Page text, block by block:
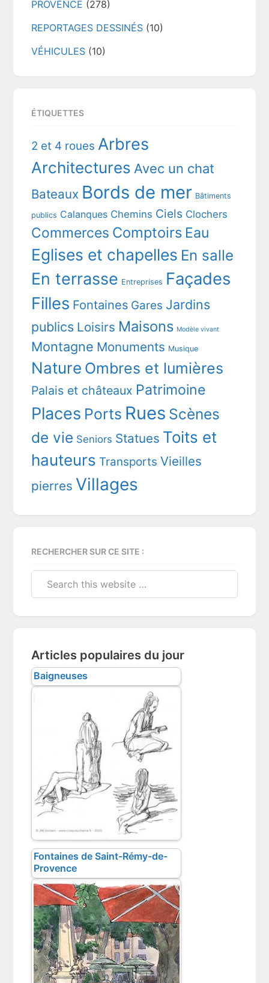
PROVENCE (278)
REPORTAGES DESSINÉS (10)
VÉHICULES (10)
ÉTIQUETTES
2 et 4 roues Arbres
Architectures Avec un chat
Bateaux Bords de mer Bâtiments
publics Calanques Chemins Ciels Clochers
Commerces Comptoirs Eau
Eglises et chapelles En salle
En terrasse Entreprises Façades
Filles Fontaines Gares Jardins
publics Loisirs Maisons Modèle vivant
Montagne Monuments Musique
Nature Ombres et lumières
Palais et châteaux Patrimoine
Places Ports Rues Scènes
de vie Seniors Statues Toits et
hauteurs Transports Vieilles
pierres Villages
RECHERCHER SUR CE SITE :
Articles populaires du jour
Baigneuses
Fontaines de Saint-Rémy-de-
Provence